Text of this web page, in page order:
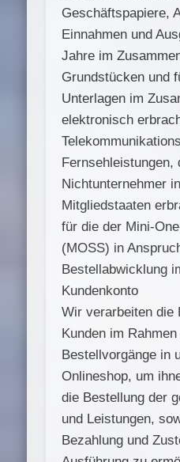
Geschäftspapiere,
Einnahmen und
Jahre im
Grundstücken und
Unterlagen im
elektronisch
Fernsehleistungen,
Nichtunternehmer
Mitgliedstaaten
für die der Mini-
(MOSS) in
Bestellabwicklung
Kundenkonto
Wir verarbeiten die
Kunden im
Bestellvorgänge in
Onlineshop, um
die Bestellung der
und Leistungen,
Bezahlung und